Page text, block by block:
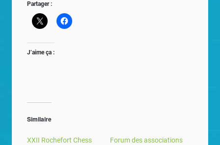
Partager :
J’aime ça :
Similaire
XXII Rochefort Chess
Forum des associations